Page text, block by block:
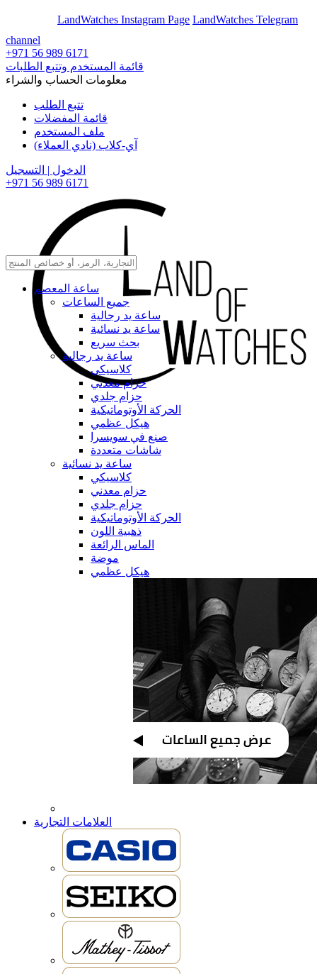
LandWatches Instagram Page LandWatches Telegram
channel
+971 56 989 6171
قائمة المستخدم وتتبع الطلبات
معلومات الحساب والشراء
تتبع الطلب
قائمة المفضلات
ملف المستخدم
آي-كلاب (نادي العملاء)
الدخول | التسجيل
+971 56 989 6171
ساعة المعصم
جميع الساعات
ساعة يد رجالية
ساعة يد نسائية
بحث سريع
ساعة يد رجالية
كلاسيكي
حزام معدني
حزام جلدي
الحركة الأوتوماتيكية
هيكل عظمي
صنع في سويسرا
شاشات متعددة
ساعة يد نسائية
كلاسيكي
حزام معدني
حزام جلدي
الحركة الأوتوماتيكية
ذهبية اللون
الماس الرائعة
موضة
هيكل عظمي
العلامات التجارية